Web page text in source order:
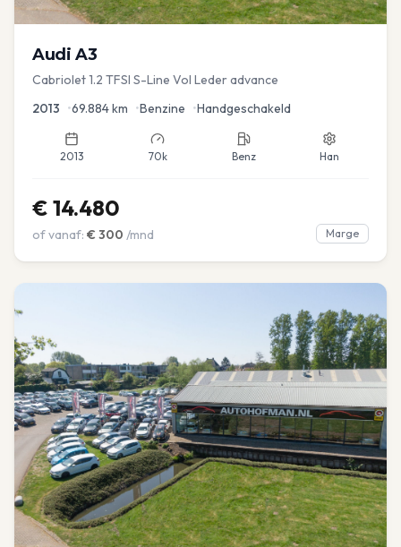
Audi A3
Cabriolet 1.2 TFSI S-Line Vol Leder advance
2013 •69.884km •Benzine •Handgeschakeld
2013 70k Benz Han
€ 14.480
of vanaf: € 300 /mnd Marge